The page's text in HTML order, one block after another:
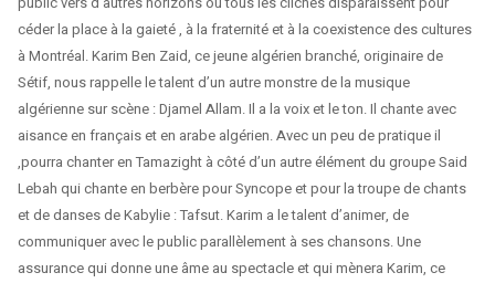
céder la place à la gaieté , à la fraternité et à la coexistence des cultures
à Montréal. Karim Ben Zaid, ce jeune algérien branché, originaire de
Sétif, nous rappelle le talent d’un autre monstre de la musique
algérienne sur scène : Djamel Allam. Il a la voix et le ton. Il chante avec
aisance en français et en arabe algérien. Avec un peu de pratique il
,pourra chanter en Tamazight à côté d’un autre élément du groupe Said
Lebah qui chante en berbère pour Syncope et pour la troupe de chants
et de danses de Kabylie : Tafsut. Karim a le talent d’animer, de
communiquer avec le public parallèlement à ses chansons. Une
assurance qui donne une âme au spectacle et qui mènera Karim, ce